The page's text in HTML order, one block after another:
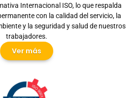
Internacional ISO, lo que respalda
con la calidad del servicio, la
y la seguridad y salud de nuestros
trabajadores.
Ver más